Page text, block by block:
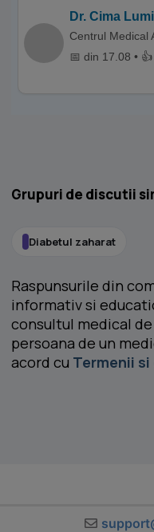
Dr. Cima
Centrul Medical
📅 din 17.08 •
Grupuri de discutii
Diabetul zaharat
Raspunsurile din
informativ si
consultul medical
persoana de un
acord cu Termenii